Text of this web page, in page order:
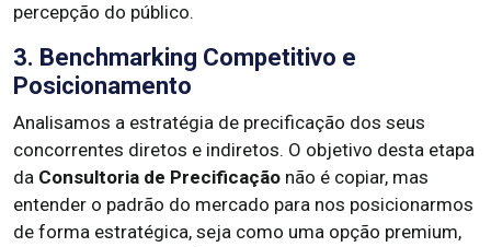
percepção do público.
3. Benchmarking Competitivo e
Posicionamento
Analisamos a estratégia de precificação dos seus
concorrentes diretos e indiretos. O objetivo desta etapa
da Consultoria de Precificação não é copiar, mas
entender o padrão do mercado para nos posicionarmos
de forma estratégica, seja como uma opção premium,